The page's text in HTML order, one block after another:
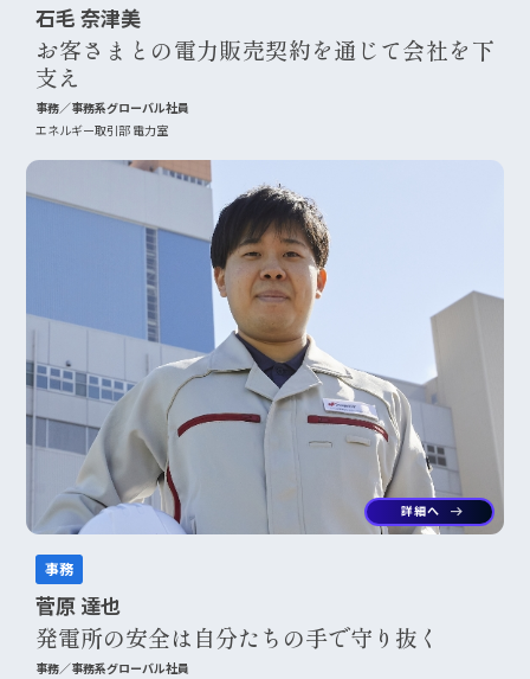
石毛 奈津美
お客さまとの電力販売契約を通じて会社を下
支え
事務／事務系グローバル社員
エネルギー取引部 電力室
詳細へ arrow_right_alt
事務
菅原 達也
発電所の安全は自分たちの手で守り抜く
事務／事務系グローバル社員